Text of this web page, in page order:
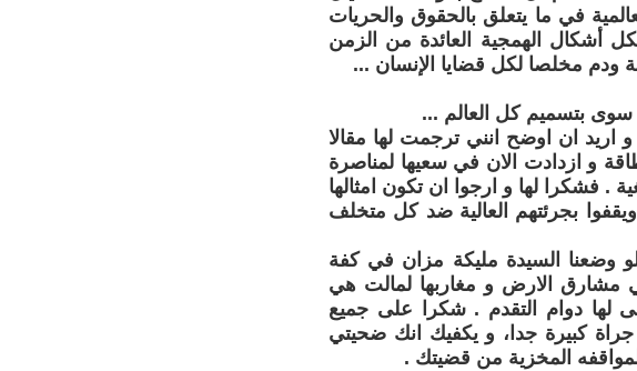
في ما يتعلق بالحقوق والحريات
أشكال الهمجية العائدة من الزمن
ودم مخلصا لكل قضايا الإنسان ...
سوى بتسميم كل العالم ...
اريد ان اوضح انني ترجمت لها مقالا
و ازدادت الان في سعيها لمناصرة
. فشكرا لها و ارجوا ان تكون امثالها
بجرئتهم العالية ضد كل متخلف
لو وضعنا السيدة مليكة مزان في كفة
مشارق الارض و مغاربها لمالت هي
لها دوام التقدم . شكرا على جميع
كبيرة جدا، و يكفيك انك ضحيتي
المخزية من قضيتك .